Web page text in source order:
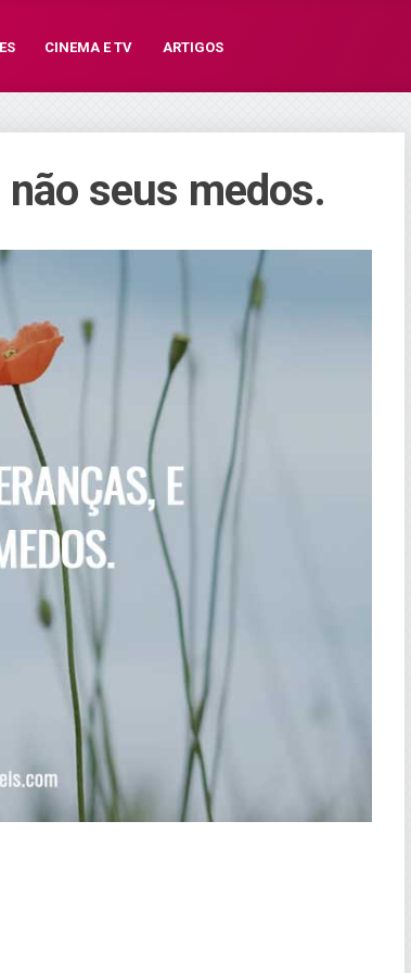
CINEMA E TV ARTIGOS
seus medos.